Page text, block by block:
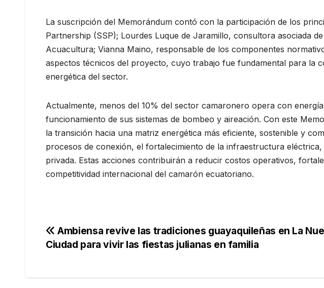
La suscripción del Memorándum contó con la participación de los
Partnership (SSP); Lourdes Luque de Jaramillo, consultora asociada
Acuacultura; Vianna Maino, responsable de los componentes
aspectos técnicos del proyecto, cuyo trabajo fue fundamental para la
energética del sector.
Actualmente, menos del 10% del sector camaronero opera con
funcionamiento de sus sistemas de bombeo y aireación. Con este
la transición hacia una matriz energética más eficiente, sostenible y
procesos de conexión, el fortalecimiento de la infraestructura
privada. Estas acciones contribuirán a reducir costos operativos,
competitividad internacional del camarón ecuatoriano.
Navegación
Ambiensa revive las tradiciones guayaquileñas en La
Ciudad para vivir las fiestas julianas en familia